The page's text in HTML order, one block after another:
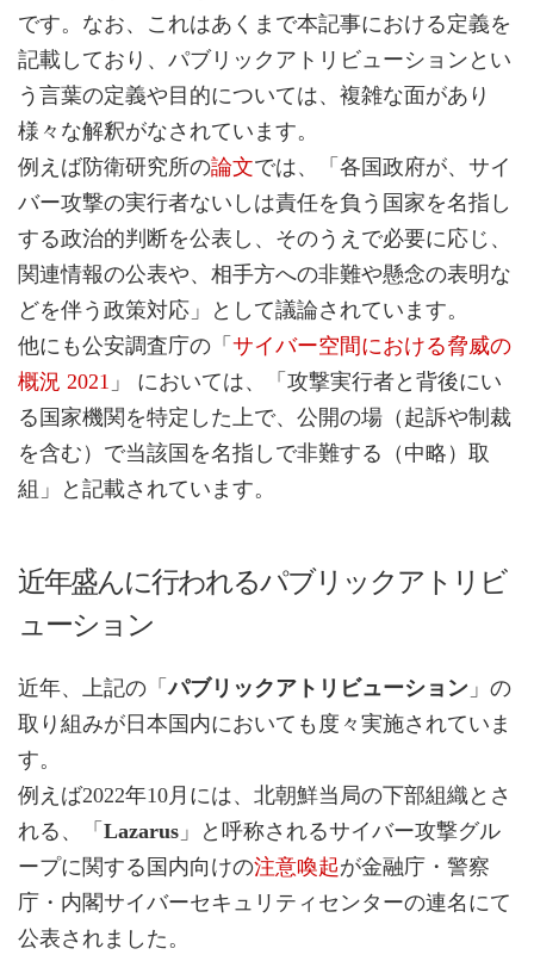
です。なお、これはあくまで本記事における定義を
記載しており、パブリックアトリビューションとい
う言葉の定義や目的については、複雑な面があり
様々な解釈がなされています。
例えば防衛研究所の論文では、「各国政府が、サイ
バー攻撃の実行者ないしは責任を負う国家を名指し
する政治的判断を公表し、そのうえで必要に応じ、
関連情報の公表や、相手方への非難や懸念の表明な
どを伴う政策対応」として議論されています。
他にも公安調査庁の「 サイバー空間における脅威の
概況 2021 」 においては、「攻撃実行者と背後にい
る国家機関を特定した上で、公開の場（起訴や制裁
を含む）で当該国を名指しで非難する（中略）取
組」と記載されています。
近年盛んに行われるパブリックアトリビ
ューション
近年、上記の「パブリックアトリビューション 」の
取り組みが日本国内においても度々実施されていま
す。
例えば2022年10月には、北朝鮮当局の下部組織とさ
れる、「 Lazarus 」と呼称されるサイバー攻撃グル
ープに関する国内向けの注意喚起が金融庁・警察
庁・内閣サイバーセキュリティセンターの連名にて
公表されました。